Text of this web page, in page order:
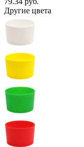
Другие цвета